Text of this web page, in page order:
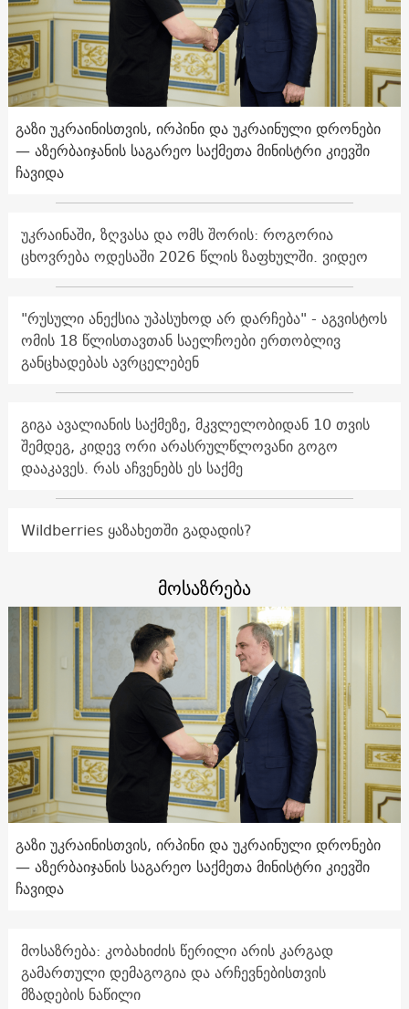
გაზი უკრაინისთვის, ირპინი და უკრაინული დრონები
— აზერბაიჯანის საგარეო საქმეთა მინისტრი კიევში
ჩავიდა
უკრაინაში, ზღვასა და ომს შორის: როგორია
ცხოვრება ოდესაში 2026 წლის ზაფხულში. ვიდეო
"რუსული ანექსია უპასუხოდ არ დარჩება" - აგვისტოს
ომის 18 წლისთავთან საელჩოები ერთობლივ
განცხადებას ავრცელებენ
გიგა ავალიანის საქმეზე, მკვლელობიდან 10 თვის
შემდეგ, კიდევ ორი არასრულწლოვანი გოგო
დააკავეს. რას აჩვენებს ეს საქმე
Wildberries ყაზახეთში გადადის?
მოსაზრება
გაზი უკრაინისთვის, ირპინი და უკრაინული დრონები
— აზერბაიჯანის საგარეო საქმეთა მინისტრი კიევში
ჩავიდა
მოსაზრება: კობახიძის წერილი არის კარგად
გამართული დემაგოგია და არჩევნებისთვის
მზადების ნაწილი